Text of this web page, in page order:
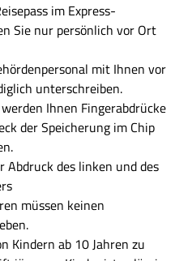
im Express-
Sie nur persönlich vor Ort
mit Ihnen vor
unterschreiben.
Ihnen Fingerabdrücke
der Speicherung im Chip
Abdruck des linken und des
müssen keinen
Kindern ab 10 Jahren zu